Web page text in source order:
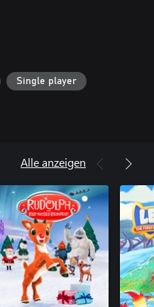
Single player
Alle anzeigen